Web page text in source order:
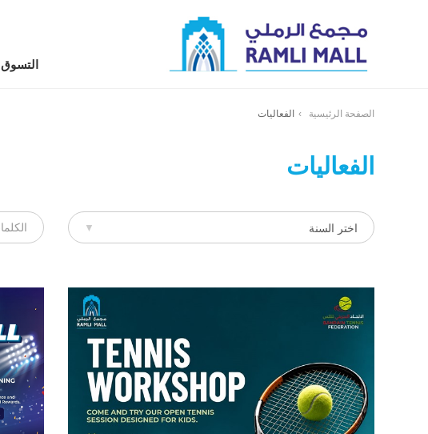
التسوق
الصفحة الرئيسية الفعاليات
الفعاليات